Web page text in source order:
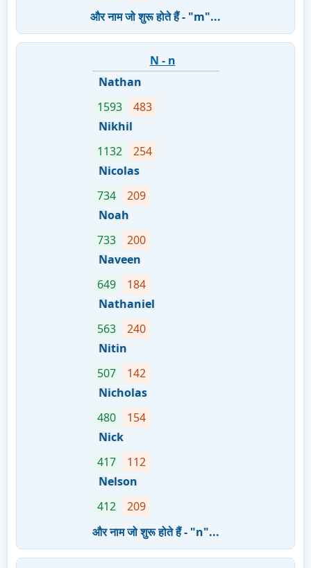
और नाम जो शुरू होते हैं - "m"...
N - n
Nathan
1593
483
Nikhil
1132
254
Nicolas
734
209
Noah
733
200
Naveen
649
184
Nathaniel
563
240
Nitin
507
142
Nicholas
480
154
Nick
417
112
Nelson
412
209
और नाम जो शुरू होते हैं - "n"...